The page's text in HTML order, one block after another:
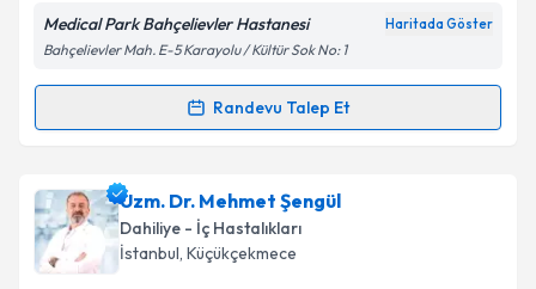
Metni'ni okudum ve kişisel verilerimin belirtilen
kapsamda işlenmesini kabul ediyorum.
Takvim Talebini Gönder
Medical Park Bahçelievler Hastanesi Haritada Göster
Bahçelievler Mah. E-5 Karayolu / Kültür Sok No: 1
Randevu Talep Et
Randevu Takvimi Talebi
Prof. Dr. Orhan Kocamaniçin randevu takvimi
talebi oluşturun. Size bu uzmandan randevu almanız
için bir takvim hazırlandığında e-posta ile
bilgilendireceğiz.
Uzm. Dr. Mehmet Şengül
Dahiliye - İç Hastalıkları
İstanbul, Küçükçekmece